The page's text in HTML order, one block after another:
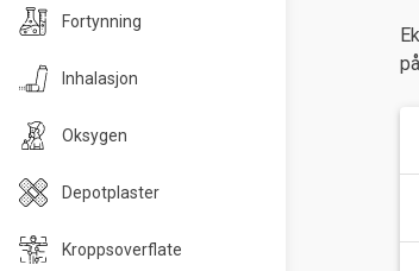
Fortynning
Inhalasjon
Oksygen
Depotplaster
Kroppsoverflate